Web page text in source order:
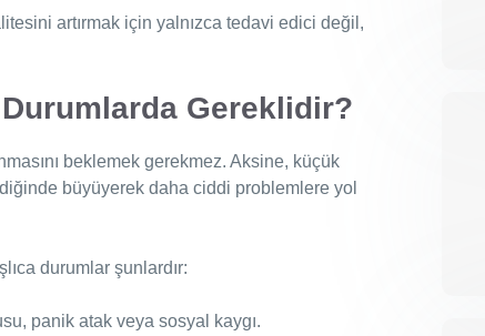
artırmak için yalnızca tedavi edici değil,
Gereklidir?
beklemek gerekmez. Aksine, küçük
büyüyerek daha ciddi problemlere yol
durumlar şunlardır:
panik atak veya sosyal kaygı.